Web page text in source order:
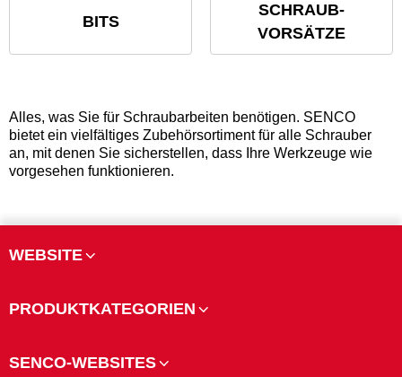
BITS
SCHRAUB-
VORSÄTZE
Alles, was Sie für Schraubarbeiten benötigen. SENCO
bietet ein vielfältiges Zubehörsortiment für alle Schrauber
an, mit denen Sie sicherstellen, dass Ihre Werkzeuge wie
vorgesehen funktionieren.
WEBSITE
PRODUKTKATEGORIEN
SENCO-WEBSITES